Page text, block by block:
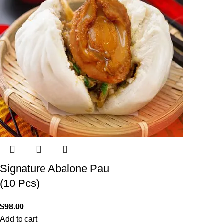
Signature Abalone Pau
(10 Pcs)
$98.00
Add to cart